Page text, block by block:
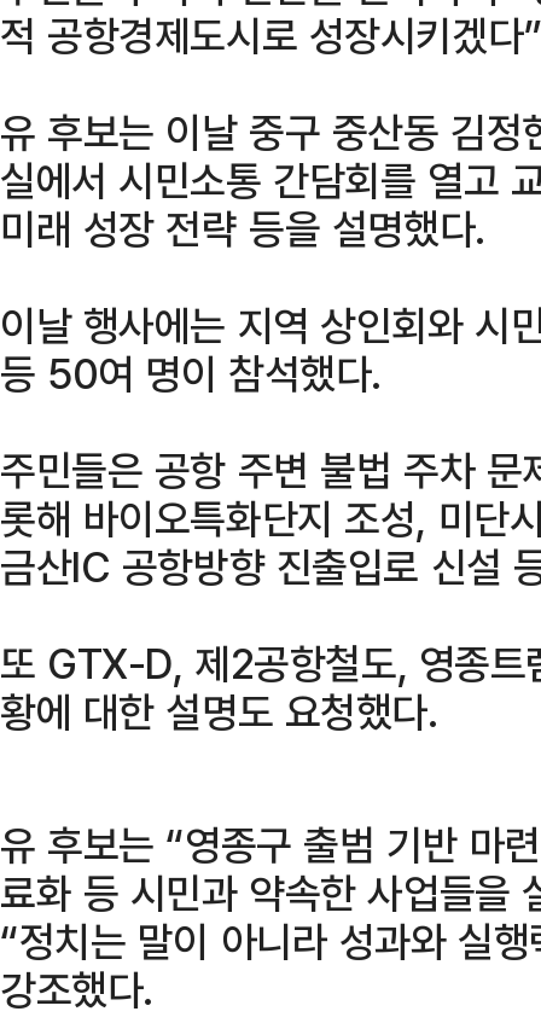
적 공항경제도시로 성장시키겠다
유 후보는 이날 중구 중산동 김
실에서 시민소통 간담회를 열고
미래 성장 전략 등을 설명했다.
이날 행사에는 지역 상인회와 시
등 50여 명이 참석했다.
주민들은 공항 주변 불법 주차
롯해 바이오특화단지 조성, 미단
금산IC 공항방향 진출입로 신설
또 GTX-D, 제2공항철도, 영종
황에 대한 설명도 요청했다.
유 후보는 “영종구 출범 기반 마
료화 등 시민과 약속한 사업들을
“정치는 말이 아니라 성과와 실
강조했다.